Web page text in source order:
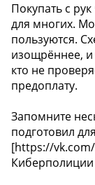
Покупать с
для многих.
пользуются.
изощрённее, и
кто не
предоплату.
Запомните
подготовил
[https://
Киберполиции